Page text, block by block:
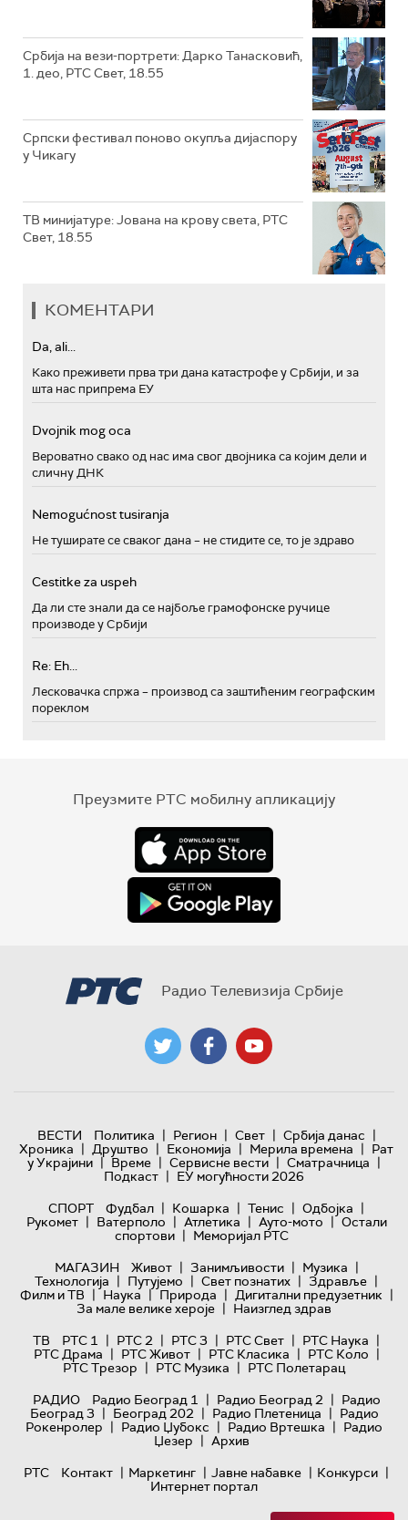
Србија на вези-портрети: Дарко Танасковић,
1. део, РТС Свет, 18.55
Српски фестивал поново окупља дијаспору
у Чикагу
ТВ минијатуре: Јована на крову света, РТС
Свет, 18.55
КОМЕНТАРИ
Da, ali...
Како преживети прва три дана катастрофе у Србији, и за
шта нас припрема ЕУ
Dvojnik mog oca
Вероватно свако од нас има свог двојника са којим дели и
сличну ДНК
Nemogućnost tusiranja
Не туширате се сваког дана – не стидите се, то је здраво
Cestitke za uspeh
Да ли сте знали да се најбоље грамофонске ручице
производе у Србији
Re: Eh...
Лесковачка спржа – производ са заштићеним географским
пореклом
Преузмите РТС мобилну апликацију
Радио Телевизија Србије
ВЕСТИ Политика | Регион | Свет | Србија данас |
Хроника | Друштво | Економија | Мерила времена | Рат
у Украјини | Време | Сервисне вести | Сматрачница |
Подкаст | ЕУ могућности 2026
СПОРТ
Фудбал | Кошарка | Тенис | Одбојка |
Рукомет | Ватерполо | Атлетика | Ауто-мото | Остали
спортови | Меморијал РТС
МАГАЗИН
Живот | Занимљивости | Музика |
Технологијa | Путујемо | Свет познатих | Здравље |
Филм и ТВ | Наука | Природа | Дигитални предузетник |
За мале велике хероје | Наизглед здрав
ТВ
РТС 1 | РТС 2 | РТС 3 | РТС Свет | РТС Наука |
РТС Драма | РТС Живот | РТС Класика | РТС Коло |
РТС Трезор | РТС Музика | РТС Полетарац
РАДИО
Радио Београд 1 | Радио Београд 2 | Радио
Београд 3 | Београд 202 | Радио Плетеница | Радио
Рокенролер | Радио Џубокс | Радио Вртешка | Радио
Џезер | Архив
РТС
Контакт | Маркетинг | Јавне набавке | Конкурси |
Интернет портал